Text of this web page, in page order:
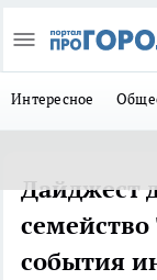
Интересное
Дайджест
семейство
события